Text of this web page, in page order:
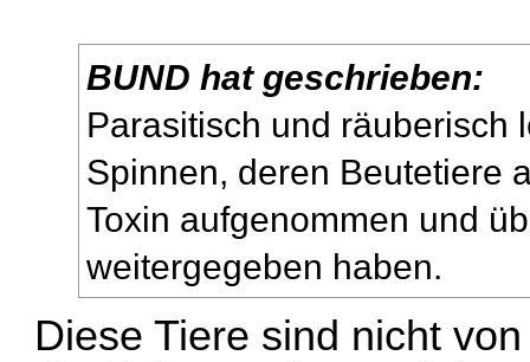
BUND hat geschrieben:
Parasitisch und räuberisch
Spinnen, deren Beutetiere
Toxin aufgenommen und
weitergegeben haben.
Diese Tiere sind nicht